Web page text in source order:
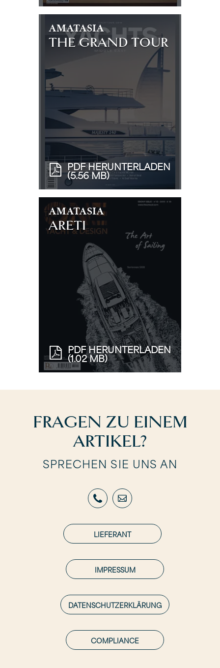
AMATASIA
THE GRAND TOUR
PDF HERUNTERLADEN
(5.56 MB)
AMATASIA
ARETI
PDF HERUNTERLADEN
(1.02 MB)
FRAGEN ZU EINEM
ARTIKEL?
SPRECHEN SIE UNS AN
LIEFERANT
IMPRESSUM
DATENSCHUTZERKLÄRUNG
COMPLIANCE